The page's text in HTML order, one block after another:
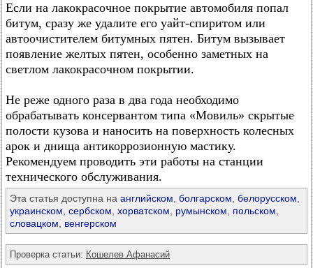
Если на лакокрасочное покрытие автомобиля попал
битум, сразу же удалите его уайт-спиритом или
автоочистителем битумных пятен. Битум вызывает
появление желтых пятен, особенно заметных на
светлом лакокрасочном покрытии.
Не реже одного раза в два года необходимо
обрабатывать консервантом типа «Мовиль» скрытые
полости кузова и наносить на поверхность колесных
арок и днища антикоррозионную мастику.
Рекомендуем проводить эти работы на станции
технического обслуживания.
Эта статья доступна на английском болгарском белорусском
украинском сербском хорватском румынском польском
словацком
венгерском
Проверка статьи: Кошелев Афанасий